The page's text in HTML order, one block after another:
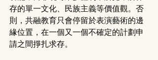
存的單一文化、民族主義等價值觀。否
則，共融教育只會停留於表演藝術的邊
緣位置，在一個又一個不確定的計劃申
請之間掙扎求存。